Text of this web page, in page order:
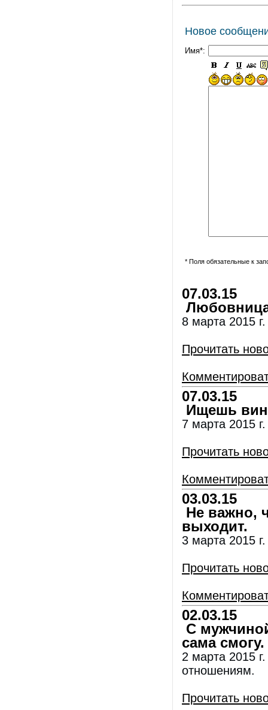
Новое
Имя*:
* Поля обязательные к
07.03.15
8 марта 2015
Прочитать
07.03.15
Ищешь
7 марта 2015
Прочитать
03.03.15
Не важно,
выходит.
3 марта 2015
Прочитать
02.03.15
С
сама смогу.
2 марта 2015
отношениям.
Прочитать